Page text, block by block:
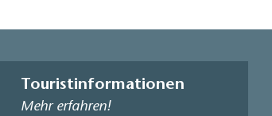
Touristinformationen
Mehr erfahren!